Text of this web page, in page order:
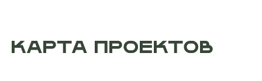
КАРТА ПРОЕКТОВ